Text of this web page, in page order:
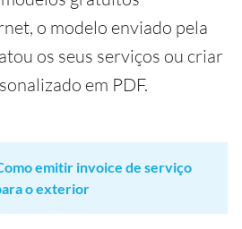
o modelo enviado pela
os seus serviços ou criar
em PDF.
emitir invoice de serviço
o exterior